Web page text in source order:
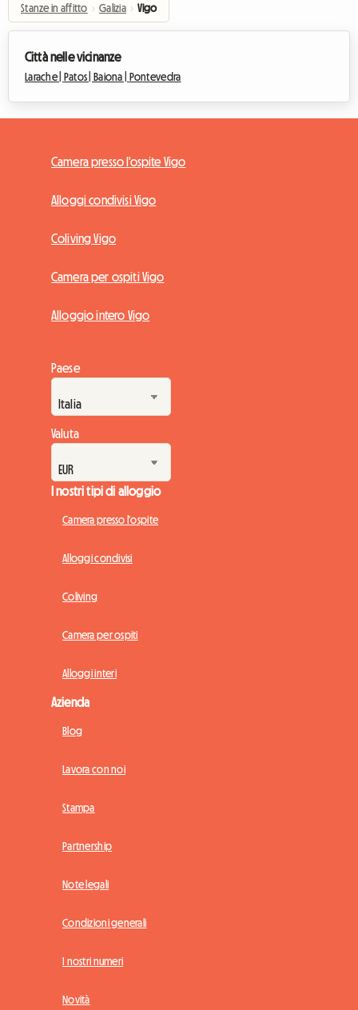
Stanze in affitto › Galizia › Vigo
Città nelle vicinanze
Larache | Patos |Baiona | Pontevedra
Camera presso l'ospite Vigo
Alloggi condivisi Vigo
Coliving Vigo
Camera per ospiti Vigo
Alloggio intero Vigo
Paese
Valuta
I nostri tipi di alloggio
Camera presso l'ospite
Alloggi condivisi
Coliving
Camera per ospiti
Alloggi interi
Azienda
Blog
Lavora con noi
Stampa
Partnership
Note legali
Condizioni generali
I nostri numeri
Novità